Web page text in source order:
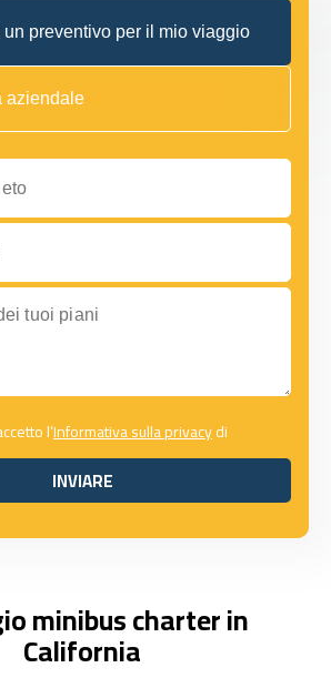
un preventivo per il mio viaggio
aziendale
piani
l’Informativa sulla privacydi
INVIARE
INVIARE
minibus charter in
California